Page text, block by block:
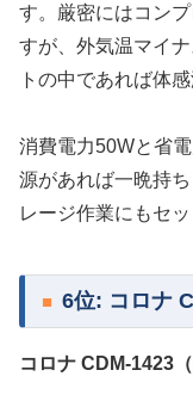
す。厳密にはコン
すが、外気温マイ
トの中であれば体
消費電力50Wと省
源があれば一晩持
レージ作業にもセ
6位: コロナ
コロナ CDM-1423